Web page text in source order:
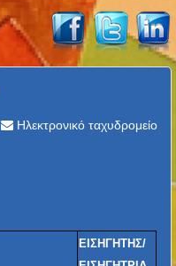
Ηλεκτρονικό ταχυδρομείο
ΕΙΣΗΓΗΤΗΣ/